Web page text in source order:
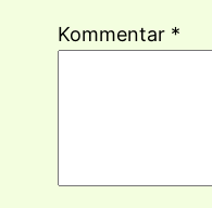
Kommentar *